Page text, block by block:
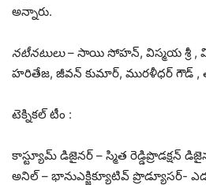
అన్నారు.
నటీనటులు– సాయి సోహన్, విస్మయ శ్రీ ,
హరితేజ, జీవన్ కుమార్, మురళీధర్ గౌడ్ ,
టెక్నికల్ టీం :
కాస్ట్యూమ్ డిజైనర్ – స్మిత రెడ్డిప్రొడక్షన్
అనిల్ – భానుఎక్జిక్యూటివ్ ప్రొడ్యూసర్-